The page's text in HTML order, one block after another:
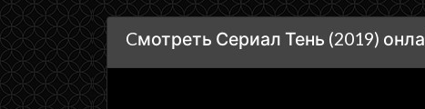
Cмотреть Сериал Тень (2019)